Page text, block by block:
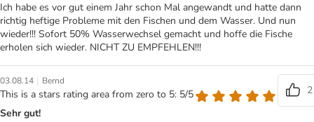
Ich habe es vor gut einem Jahr schon Mal angewandt und hatte dann
richtig heftige Probleme mit den Fischen und dem Wasser. Und nun
wieder!!! Sofort 50% Wasserwechsel gemacht und hoffe die Fische
erholen sich wieder. NICHT ZU EMPFEHLEN!!!
03.08.14 | Bernd
This is a stars rating area from zero to 5: 5/5
2
Sehr gut!